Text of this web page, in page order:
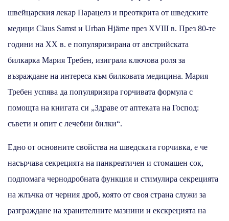
швейцарския лекар Парацелз и преоткрита от шведските
медици Claus Samst и Urban Hjärne през XVIII в. През 80-те
години на XX в. е популяризирана от австрийската
билкарка Мария Требен, изиграла ключова роля за
възраждане на интереса към билковата медицина. Мария
Требен успява да популяризира горчивата формула с
помощта на книгата си „Здраве от аптеката на Господ:
съвети и опит с лечебни билки“.
Едно от основните свойства на шведската горчивка, е че
насърчава секрецията на панкреатичен и стомашен сок,
подпомага чернодробната функция и стимулира секрецията
на жлъчка от черния дроб, която от своя страна служи за
разграждане на хранителните мазнини и екскрецията на